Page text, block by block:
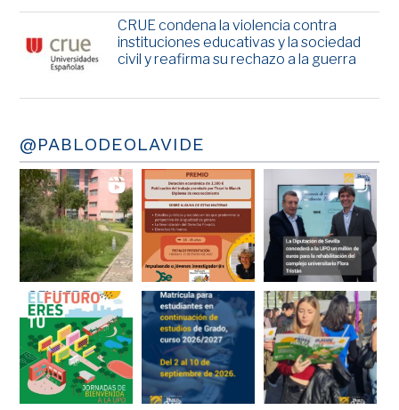
CRUE condena la violencia contra
instituciones educativas y la sociedad
civil y reafirma su rechazo a la guerra
@PABLODEOLAVIDE